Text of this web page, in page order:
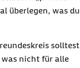
überlegen, was du
solltest
nicht für alle